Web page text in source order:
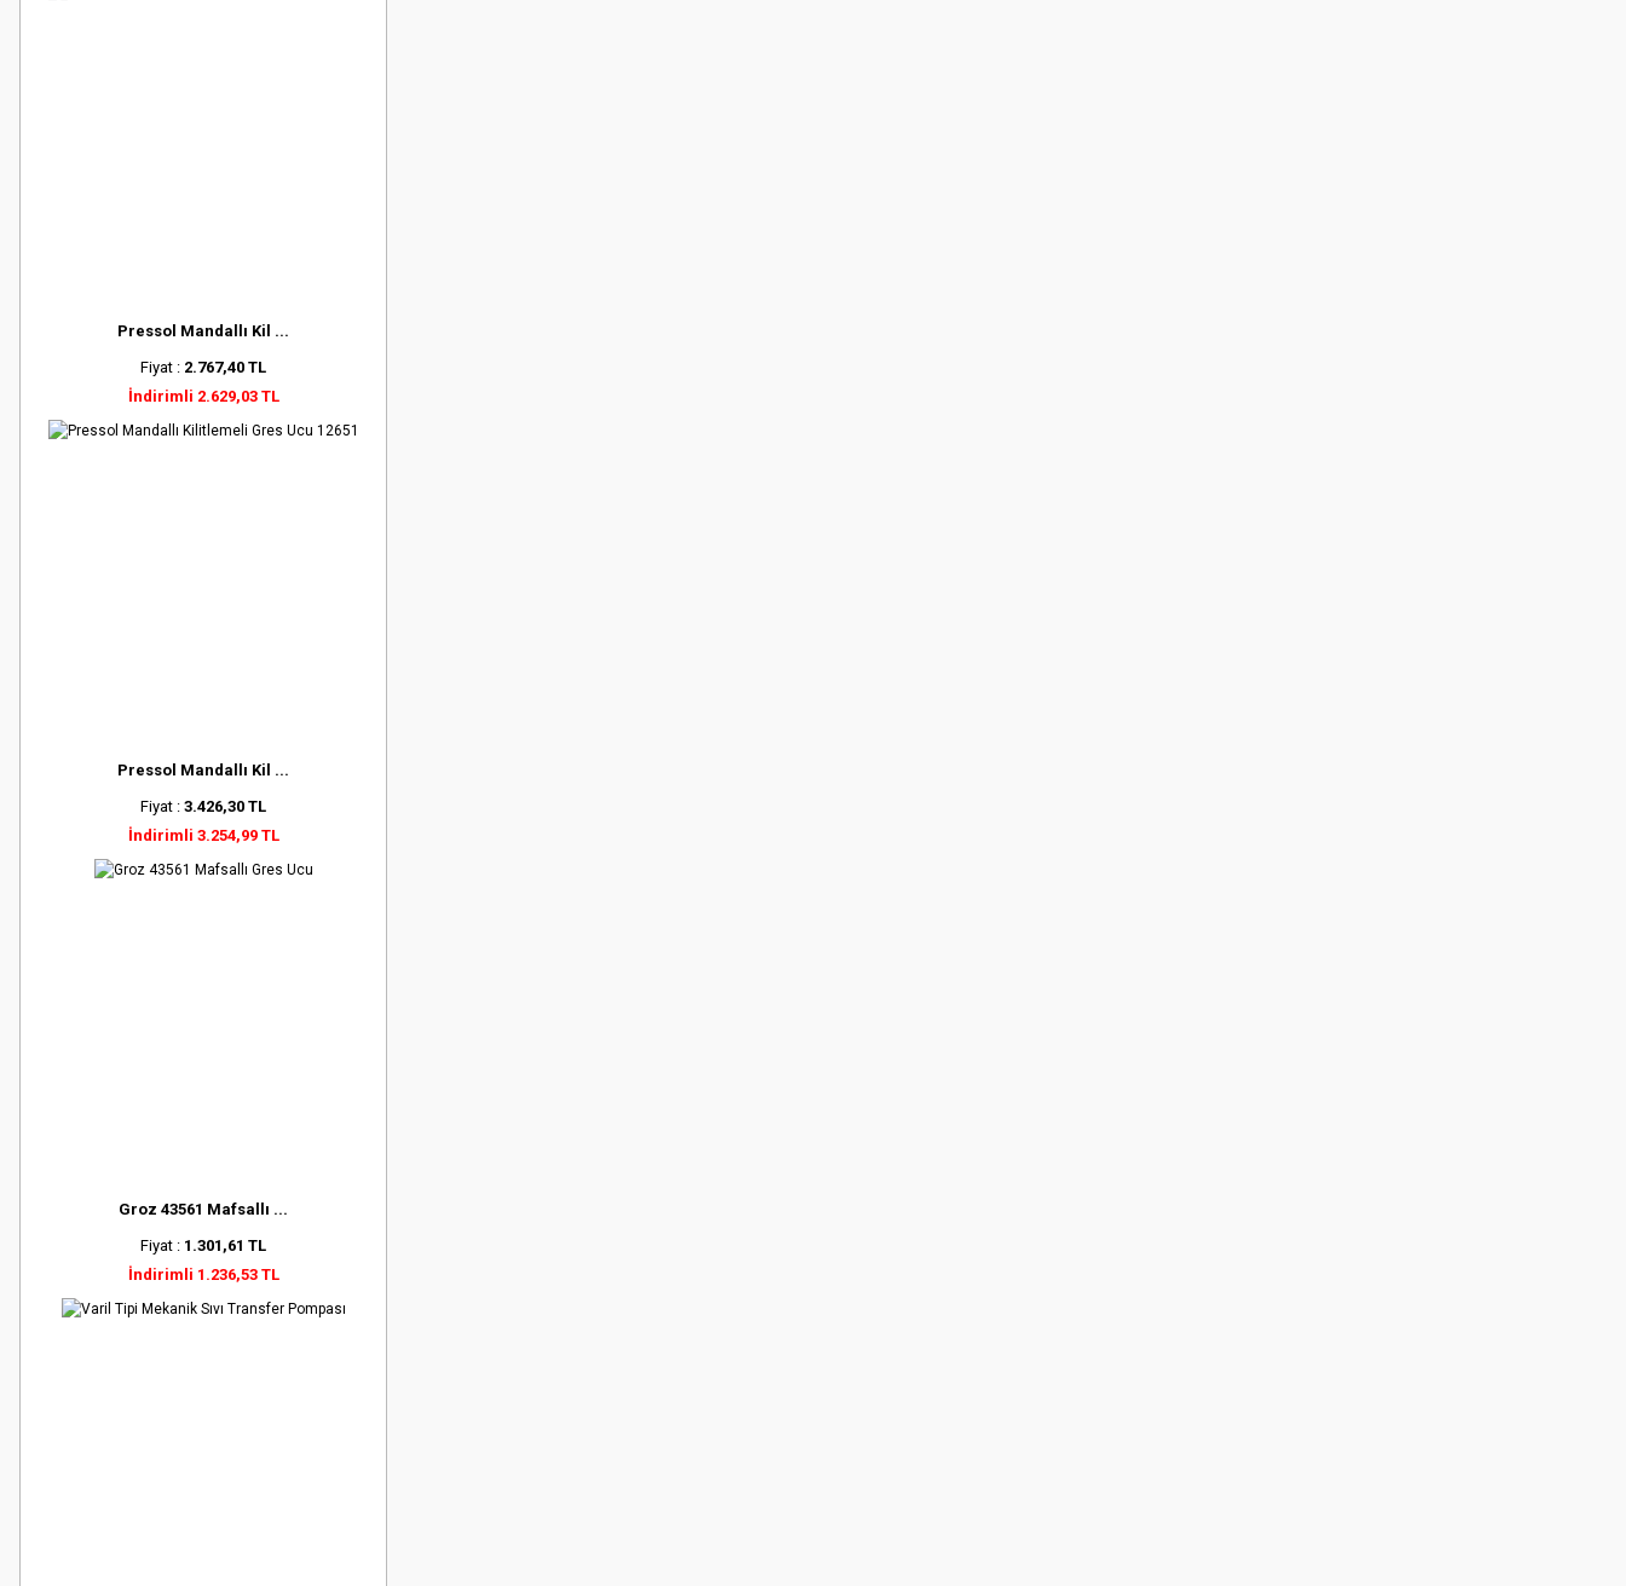
Pressol Mandallı Kil ...
Fiyat : 2.767,40 TL
İndirimli 2.629,03 TL
Pressol Mandallı Kil ...
Fiyat : 3.426,30 TL
İndirimli 3.254,99 TL
Groz 43561 Mafsallı ...
Fiyat : 1.301,61 TL
İndirimli 1.236,53 TL